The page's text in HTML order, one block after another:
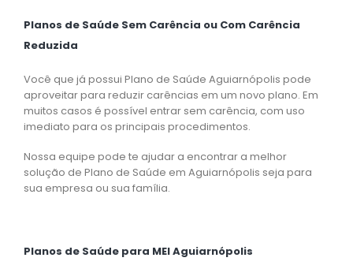
Planos de Saúde Sem Carência ou Com Carência
Reduzida
Você que já possui Plano de Saúde Aguiarnópolis pode
aproveitar para reduzir carências em um novo plano. Em
muitos casos é possível entrar sem carência, com uso
imediato para os principais procedimentos.
Nossa equipe pode te ajudar a encontrar a melhor
solução de Plano de Saúde em Aguiarnópolis seja para
sua empresa ou sua família.
Planos de Saúde para MEI Aguiarnópolis